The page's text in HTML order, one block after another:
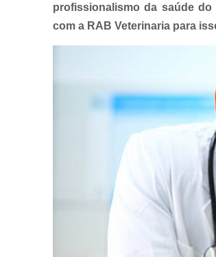
profissionalismo da saúde
com a RAB Veterinaria para